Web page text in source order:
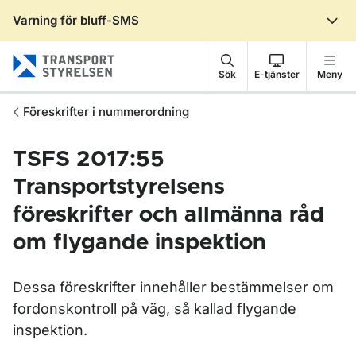
Varning för bluff-SMS
Sök E-tjänster Meny
Föreskrifter i nummerordning
TSFS 2017:55
Transportstyrelsens
föreskrifter och allmänna råd
om flygande inspektion
Dessa föreskrifter innehåller bestämmelser om
fordonskontroll på väg, så kallad flygande
inspektion.